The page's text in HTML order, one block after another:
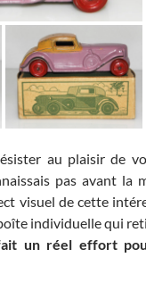
au plaisir de
pas avant la
visuel de cette
individuelle qui
un réel effort